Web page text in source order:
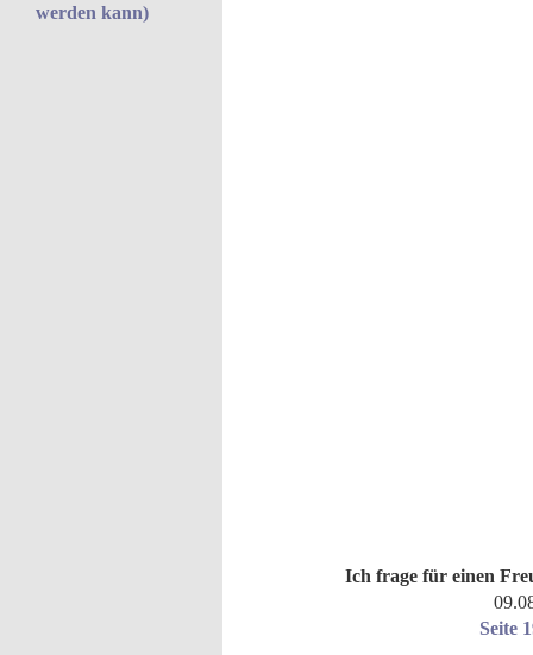
werden kann)
Ich frage für einen
Seite